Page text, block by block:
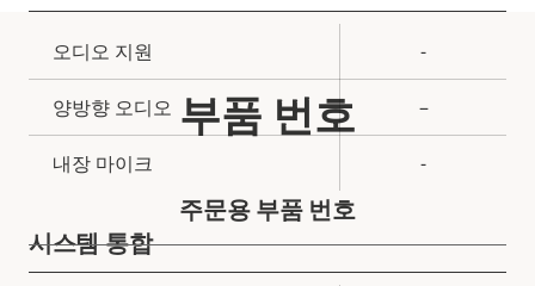
속
성
설
명
속
성
값
오디오 지원 -
양방향 오디오 –
내장 마이크 -
시스템 통합
부품 번호
주문용 부품 번호